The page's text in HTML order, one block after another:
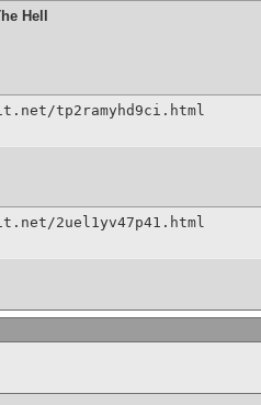
Hell
tp2ramyhd9ci.html
2uel1yv47p41.html